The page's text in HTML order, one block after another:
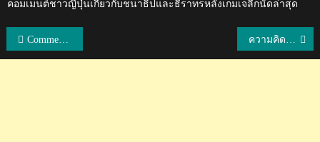
คอมเมนต์ชาวญี่ปุ่นเกี่ยวกับชนาธิปและธีราทรหลังเกมเจลีกนัดล่าสุด
แนะแนว
Comment แฟนบอลอินโดนีเซียหลังทีม U23 แพ้ไทย 1-2 อุ่นเครื่องนัดแรก